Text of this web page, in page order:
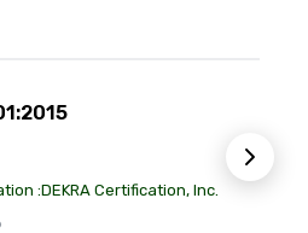
:DEKRA Certification, Inc.